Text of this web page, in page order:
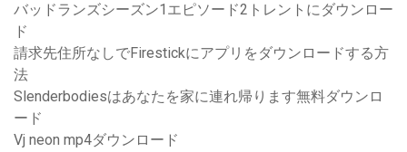
バッドランズシーズン1エピソード2トレントにダウンロー
ド
請求先住所なしでFirestickにアプリをダウンロードする方
法
Slenderbodiesはあなたを家に連れ帰ります無料ダウンロ
ード
Vj neon mp4ダウンロード